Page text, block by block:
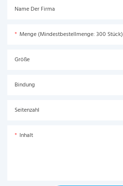
Name Der Firma
Menge (Mindestbestellmenge: 300 Stück)
Größe
Bindung
Seitenzahl
Inhalt